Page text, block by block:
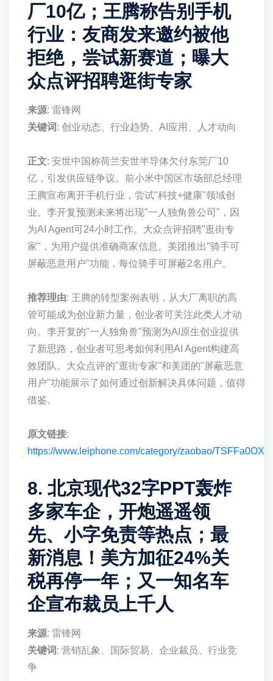
厂10亿；王腾称告别手机
行业：友商发来邀约被他
拒绝，尝试新赛道；曝大
众点评招聘逛街专家
来源: 雷锋网
关键词 : 创业动态、行业趋势、AI应用、人才动向
正文: 安世中国称荷兰安世半导体欠付东莞厂10
亿，引发供应链争议。前小米中国区市场部总经理
王腾宣布离开手机行业，尝试"科技+健康"领域创
业。李开复预测未来将出现"一人独角兽公司"，因
为AI Agent可24小时工作。大众点评招聘"逛街专
家"，为用户提供准确商家信息。美团推出"骑手可
屏蔽恶意用户"功能，每位骑手可屏蔽2名用户。
推荐理由: 王腾的转型案例表明，从大厂离职的高
管可能成为创业新力量，创业者可关注此类人才动
向。李开复的"一人独角兽"预测为AI原生创业提供
了新思路，创业者可思考如何利用AI Agent构建高
效团队。大众点评的"逛街专家"和美团的"屏蔽恶意
用户"功能展示了如何通过创新解决具体问题，值得
借鉴。
原文链接:
https://www.leiphone.com/category/zaobao/
8. 北京现代32字PPT轰炸
多家车企，开炮遥遥领
先、小字免责等热点；最
新消息！美方加征24%关
税再停一年；又一知名车
企宣布裁员上千人
来源: 雷锋网
关键词 : 营销乱象、国际贸易、企业裁员、行业竞
争